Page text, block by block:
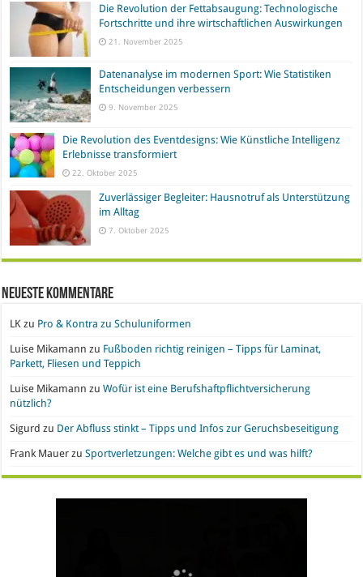
Die Revolution der Fettabsaugung: Technologische
Fortschritte und ihre wirtschaftlichen Auswirkungen
21. November 2025
Datenanalyse im modernen Sport: Wie Statistiken
Entscheidungen verbessern
9. November 2025
Die Revolution des Eventdesigns: Wie Künstliche Intelligenz
Erlebnisse transformiert
22. Oktober 2025
Zuverlässiger Begleiter: Hausnotruf als Unterstützung
im Alltag
7. Oktober 2025
Neueste Kommentare
LK zu Pro & Kontra zu Schuluniformen
Luise Mikamann zu Fußboden richtig reinigen – Tipps für Laminat,
Parkett, Fliesen und Teppich
Luise Mikamann zuWofür ist eine Berufshaftpflichtversicherung
nützlich?
Sigurd zu Der Abfluss stinkt – Tipps und Infos zur Geruchsbeseitigung
Frank Mauer zuSportverletzungen: Welche gibt es und was hilft?